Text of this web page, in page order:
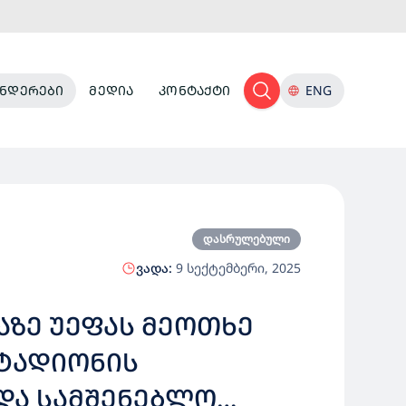
ᲛᲔᲓᲘᲐ ᲙᲝᲜᲢᲐᲥᲢᲘ ENG
დასრულებული
ვადა: 9 სექტემბერი, 2025
ᲣᲔᲤᲐᲡ ᲛᲔᲝᲗᲮᲔ
ᲡᲐᲛᲨᲔᲜᲔᲑᲚᲝ